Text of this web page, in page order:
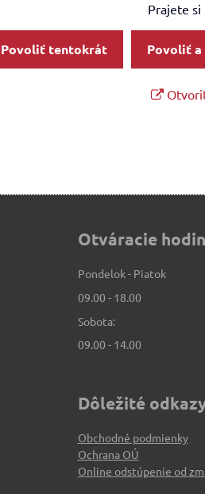
Prajete si
Povoliť tentokrát Povoliť a
Otváracie
Pondelok - Piatok
09.00 - 18.00
Sobota:
09.00 - 14.00
Dôležité
Obchodné podmienky
Ochrana OÚ
Online odstúpenie od